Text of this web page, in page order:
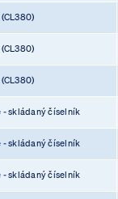
- skládaný číselník
- skládaný číselník
- skládaný číselník